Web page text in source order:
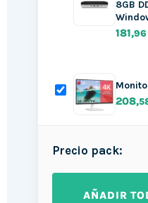
8GB
181,96
208
Precio pack:
AÑADIR